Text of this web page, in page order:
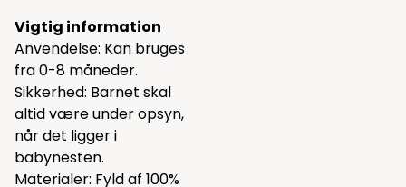
Vigtig information
Anvendelse: Kan bruges
fra 0-8 måneder.
Sikkerhed: Barnet skal
altid være under opsyn,
når det ligger i
babynesten.
Materialer: Fyld af 100%